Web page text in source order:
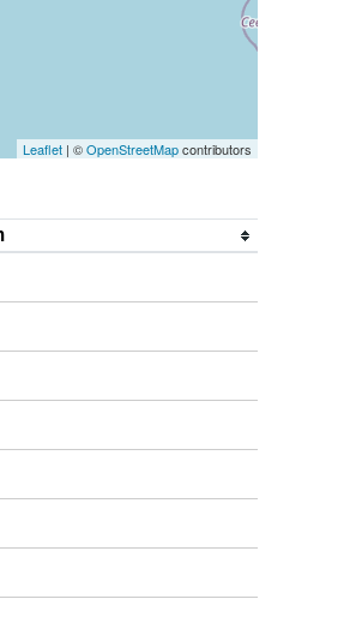
Leaflet | ©OpenStreetMapcontributors